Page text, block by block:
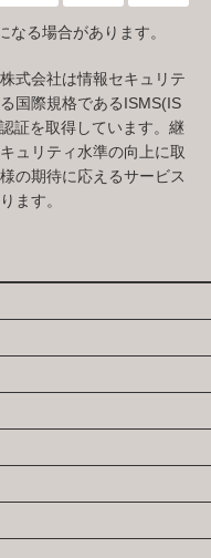
る場合があります。
式会社は情報セキュリテ
国際規格であるISMS(IS
証を取得しています。継
ュリティ水準の向上に取
の期待に応えるサービス
ます。